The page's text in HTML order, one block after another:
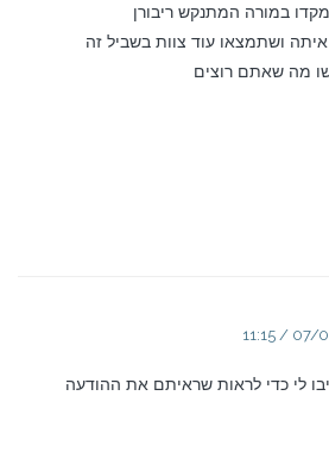
במורה המתנקש ריבורן
ושתמצאו עוד צוות בשביל זה
מה שאתם רוצים
07/05/
לי כדי לראות שראיתם את ההודעה